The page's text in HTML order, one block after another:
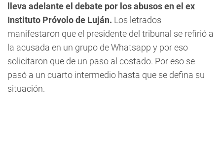
lleva adelante el debate por los abusos en el ex
Instituto Próvolo de Luján. Los letrados
manifestaron que el presidente del tribunal se refirió a
la acusada en un grupo de Whatsapp y por eso
solicitaron que de un paso al costado. Por eso se
pasó a un cuarto intermedio hasta que se defina su
situación.